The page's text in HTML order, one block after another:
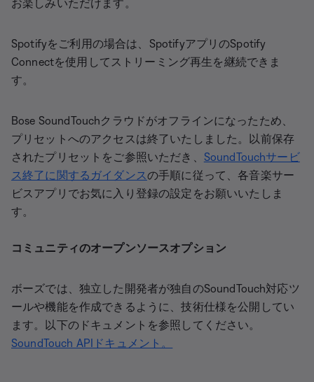
お楽しみいただけます。
Spotifyをご利用の場合は、SpotifyアプリのSpotify
Connectを使用してストリーミング再生を継続できま
す。
Bose SoundTouchクラウドがオフラインになったため、
プリセットへのアクセスは終了いたしました。以前保存
されたプリセットをご参照いただき、 SoundTouchサービ
ス終了に関するガイダンスの手順に従って、各音楽サー
ビスアプリでお気に入り登録の設定をお願いいたしま
す。
コミュニティのオープンソースオプション
ボーズでは、独立した開発者が独自のSoundTouch対応ツ
ールや機能を作成できるように、技術仕様を公開してい
ます。以下のドキュメントを参照してください。
SoundTouch APIドキュメント。